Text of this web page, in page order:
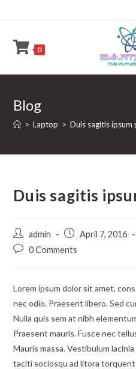
0
Blog
> Laptop > Duis sagitis ipsum
Duis sagitis
Post
author:
admin
Post
published:
April 7, 2016
Post0 Comments
Lorem ipsum dolor sit amet,
nec odio. Praesent libero. Sed
Nulla quis sem at nibh
Praesent mauris. Fusce nec
Mauris massa. Vestibulum
taciti sociosqu ad litora